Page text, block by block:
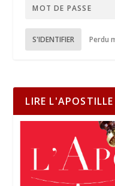
S'IDENTIFIER Perdu
LIRE